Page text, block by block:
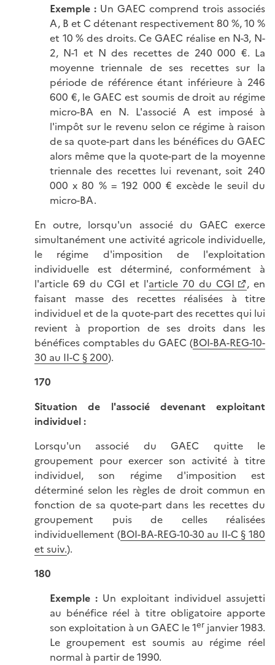
Exemple :Un GAEC comprend trois associés
A, B et C détenant respectivement 80 %, 10 %
et 10 % des droits. Ce GAEC réalise en N-3, N-
2, N-1 et N des recettes de 240 000 €. La
moyenne triennale de ses recettes sur la
période de référence étant inférieure à 246
600 €, le GAEC est soumis de droit au régime
micro-BA en N. L'associé A est imposé à
l'impôt sur le revenu selon ce régime à raison
de sa quote-part dans les bénéfices du GAEC
alors même que la quote-part de la moyenne
triennale des recettes lui revenant, soit 240
000 x 80 % = 192 000 € excède le seuil du
micro-BA.
En outre, lorsqu'un associé du GAEC exerce
simultanément une activité agricole individuelle,
le régime d'imposition de l'exploitation
individuelle est déterminé, conformément à
l'article 69 du CGI et l'article 70 du CGI
, en
faisant masse des recettes réalisées à titre
individuel et de la quote-part des recettes qui lui
revient à proportion de ses droits dans les
bénéfices comptables du GAEC (BOI-BA-REG-10-
30 au II-C § 200).
170
Situation de l'associé devenant exploitant
individuel :
Lorsqu'un associé du GAEC quitte le
groupement pour exercer son activité à titre
individuel, son régime d'imposition est
déterminé selon les règles de droit commun en
fonction de sa quote-part dans les recettes du
groupement puis de celles réalisées
individuellement (BOI-BA-REG-10-30 au II-C § 180
et suiv.).
180
Exemple :Un exploitant individuel assujetti
au bénéfice réel à titre obligatoire apporte
son exploitation à un GAEC le 1erjanvier 1983.
Le groupement est soumis au régime réel
normal à partir de 1990.